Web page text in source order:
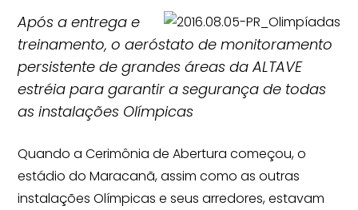
Após a entrega e
treinamento, o aeróstato de monitoramento
persistente de grandes áreas da ALTAVE
estréia para garantir a segurança de todas
as instalações Olímpicas
Quando a Cerimônia de Abertura começou, o
estádio do Maracanã, assim como as outras
instalações Olímpicas e seus arredores, estavam